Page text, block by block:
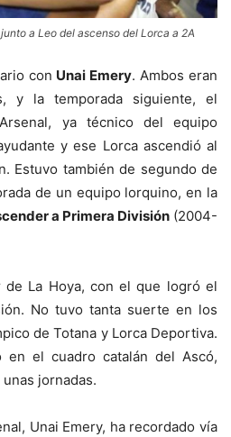
a Leo del ascenso del Lorca a 2A
con Unai Emery. Ambos eran
y la temporada siguiente, el
ya técnico del equipo
y ese Lorca ascendió al
Estuvo también de segundo de
de un equipo lorquino, en la
a Primera División (2004-
de La Hoya, con el que logró el
No tuvo tanta suerte en los
de Totana y Lorca Deportiva.
en el cuadro catalán del Ascó,
jornadas.
Unai Emery, ha recordado vía